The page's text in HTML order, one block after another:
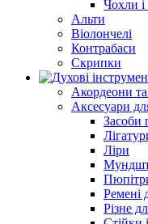
Чохли
Альти
Віолончелі
Контрабаси
Скрипки
Акордеони
Аксесуари
Засоби
Ліри
Ремені
Різне